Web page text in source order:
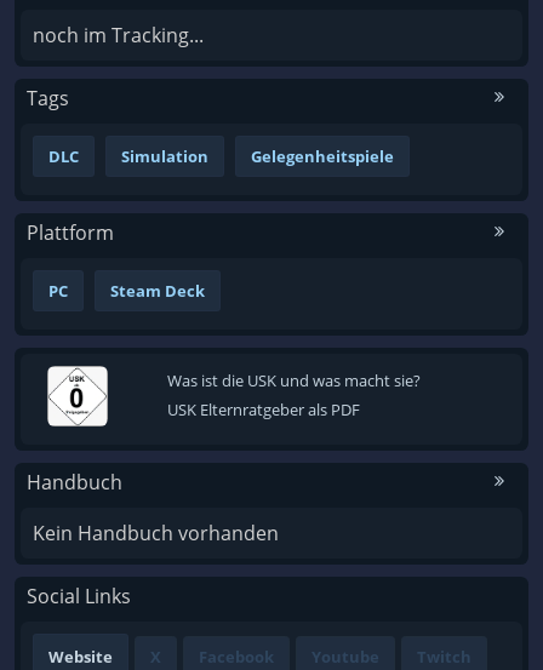
noch im Tracking...
Tags
DLC Simulation Gelegenheitspiele
Plattform
PC Steam Deck
Was ist die USK und was macht sie?
USK Elternratgeber als PDF
Handbuch
Kein Handbuch vorhanden
Social Links
Website X Facebook Youtube Twitch